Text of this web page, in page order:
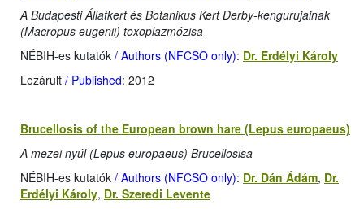
A Budapesti Állatkert és Botanikus Kert Derby-kengurujainak
(Macropus eugenii) toxoplazmózisa
NÉBIH-es kutatók / Authors (NFCSO only): Dr. Erdélyi Károly
Lezárult / Published: 2012
Brucellosis of the European brown hare (Lepus europaeus)
A mezei nyúl (Lepus europaeus) Brucellosisa
NÉBIH-es kutatók / Authors (NFCSO only): Dr. Dán Ádám, Dr.
Erdélyi Károly, Dr. Szeredi Levente